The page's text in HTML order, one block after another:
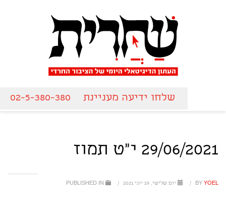
שלחו ידיעה מעניינת 02-5-380-380
29/06/2021 י"ט תמוז
BY YOEL
/ יום שלישי, 29 יוני 2021 /